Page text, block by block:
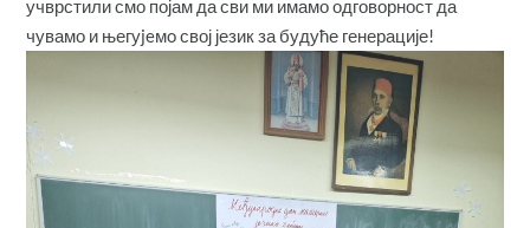
учврстили смо појам да сви ми имамо одговорност да
чувамо и његуjeмo свој језик за будуће генерације!